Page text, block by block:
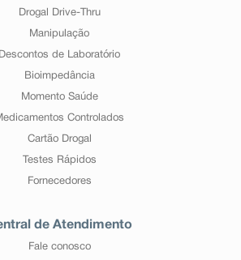
Drogal Drive-Thru
Manipulação
Descontos de Laboratório
Bioimpedância
Momento Saúde
Controlados
Cartão Drogal
Testes Rápidos
Fornecedores
de Atendimento
Fale conosco